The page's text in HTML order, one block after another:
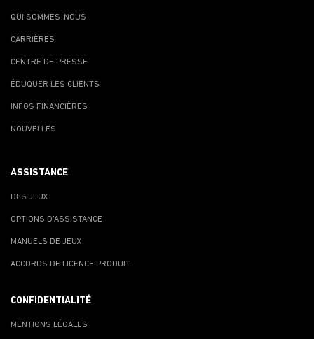
QUI SOMMES-NOUS
CARRIÈRES
CENTRE DE PRESSE
ÉDUQUER LES CLIENTS
INFOS FINANCIÈRES
NOUVELLES
ASSISTANCE
DES JEUX
OPTIONS D'ASSISTANCE
MANUELS DE JEUX
ACCORDS DE LICENCE PRODUIT
CONFIDENTIALITÉ
MENTIONS LÉGALES